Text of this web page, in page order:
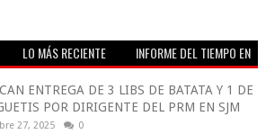
LO MÁS RECIENTE
INFORME DEL TIEMPO EN
ENTREGA DE 3 LIBS DE BATATA Y 1 DE
POR DIRIGENTE DEL PRM EN SJM
27, 2025 0